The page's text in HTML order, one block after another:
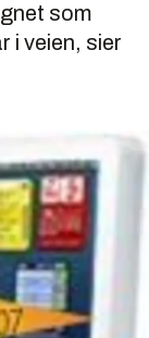
som
i veien, sier